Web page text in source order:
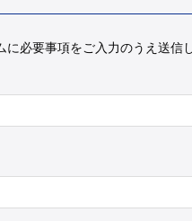
必要事項をご入力のうえ送信